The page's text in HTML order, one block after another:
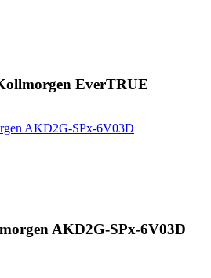
EverTRUE
AKD2G-SPx-6V03D